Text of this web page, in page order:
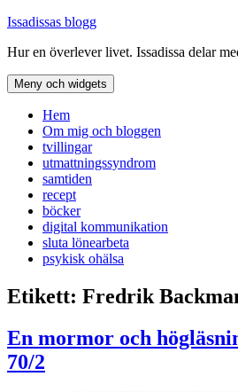
Hoppa
innehåll
Issadissas blogg
Hur en överlever livet. Issadissa delar
Meny och widgets
Hem
Om mig och bloggen
tvillingar
utmattningssyndrom
samtiden
recept
böcker
digital kommunikation
sluta lönearbeta
psykisk ohälsa
Etikett: Fredrik
En mormor och
70/2